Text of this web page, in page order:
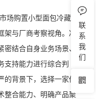
场购置小型面包冷藏车
与厂商考察视角。冷
结合自身业务场景、
支持能力进行综合判
背景下，选择一家像
整合能力、明确产品聚
联
系
我
们